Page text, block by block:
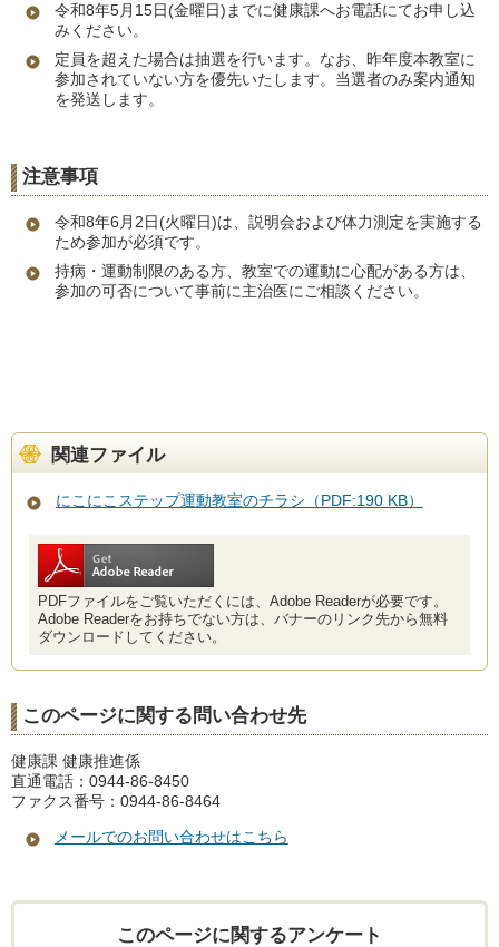
令和8年5月15日(金曜日)までに健康課へお電話にてお申し込
みください。
定員を超えた場合は抽選を行います。なお、昨年度本教室に
参加されていない方を優先いたします。当選者のみ案内通知
を発送します。
注意事項
令和8年6月2日(火曜日)は、説明会および体力測定を実施する
ため参加が必須です。
持病・運動制限のある方、教室での運動に心配がある方は、
参加の可否について事前に主治医にご相談ください。
関連ファイル
にこにこステップ運動教室のチラシ（PDF:190 KB）
PDFファイルをご覧いただくには、Adobe Readerが必要です。
Adobe Readerをお持ちでない方は、バナーのリンク先から無料
ダウンロードしてください。
このページに関する問い合わせ先
健康課 健康推進係
直通電話：0944-86-8450
ファクス番号：0944-86-8464
メールでのお問い合わせはこちら
このページに関するアンケート